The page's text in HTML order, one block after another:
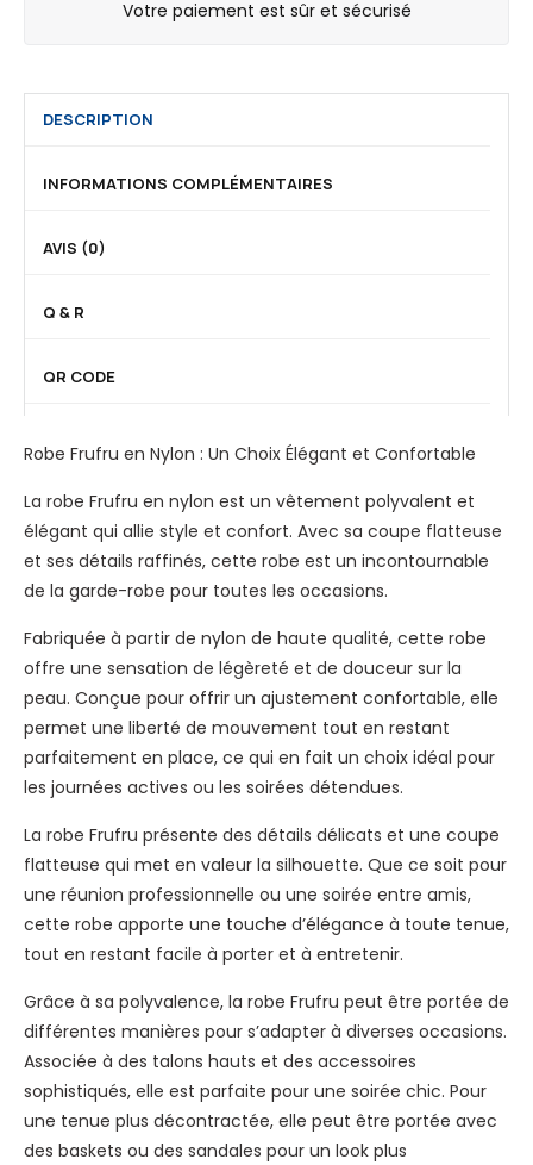
Votre paiement est sûr et sécurisé
DESCRIPTION
INFORMATIONS COMPLÉMENTAIRES
AVIS (0)
Q & R
QR CODE
Robe Frufru en Nylon : Un Choix Élégant et Confortable
La robe Frufru en nylon est un vêtement polyvalent et
élégant qui allie style et confort. Avec sa coupe flatteuse
et ses détails raffinés, cette robe est un incontournable
de la garde-robe pour toutes les occasions.
Fabriquée à partir de nylon de haute qualité, cette robe
offre une sensation de légèreté et de douceur sur la
peau. Conçue pour offrir un ajustement confortable, elle
permet une liberté de mouvement tout en restant
parfaitement en place, ce qui en fait un choix idéal pour
les journées actives ou les soirées détendues.
La robe Frufru présente des détails délicats et une coupe
flatteuse qui met en valeur la silhouette. Que ce soit pour
une réunion professionnelle ou une soirée entre amis,
cette robe apporte une touche d’élégance à toute tenue,
tout en restant facile à porter et à entretenir.
Grâce à sa polyvalence, la robe Frufru peut être portée de
différentes manières pour s’adapter à diverses occasions.
Associée à des talons hauts et des accessoires
sophistiqués, elle est parfaite pour une soirée chic. Pour
une tenue plus décontractée, elle peut être portée avec
des baskets ou des sandales pour un look plus